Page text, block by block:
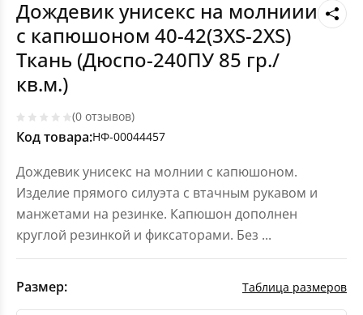
Дождевик унисекс на молниии
с капюшоном 40-42(3XS-2XS)
Ткань (Дюспо-240ПУ 85 гр./
кв.м.)
(0 отзывов)
Код товара:НФ-00044457
Дождевик унисекс на молнии с капюшоном.
Изделие прямого силуэта с втачным рукавом и
манжетами на резинке. Капюшон дополнен
круглой резинкой и фиксаторами. Без ...
Размер: Таблица размеров